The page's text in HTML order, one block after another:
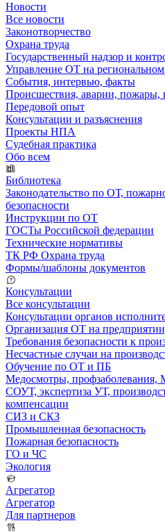
Новости
Все новости
Законотворчество
Охрана труда
Государственный надзор и
Управление ОТ на
События, интервью, факты
Происшествия, аварии, пожары,
Передовой опыт
Консультации и разъяснения
Проекты НПА
Судебная практика
Обо всем
Библиотека
Законодательство по ОТ,
безопасности
Инструкции по ОТ
ГОСТы Российской федерации
Технические нормативы
ТК РФ Охрана труда
Формы/шаблоны документов
Консультации
Все консультации
Консультации органов
Организация ОТ на
Требования безопасности к
Несчастные случаи на
Обучение по ОТ и ПБ
Медосмотры,
СОУТ, экспертиза УТ,
компенсации
СИЗ и СКЗ
Промышленная безопасность
Пожарная безопасность
ГО и ЧС
Экология
Агрегатор
Агрегатор
Для партнеров